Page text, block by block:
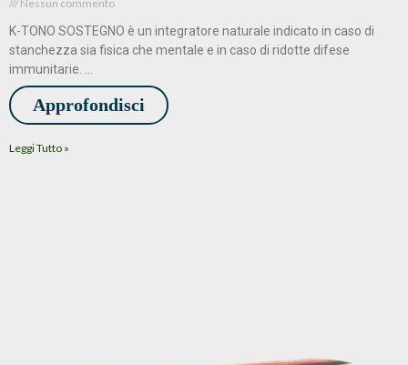
Nessun commento
K-TONO SOSTEGNO è un integratore naturale indicato in caso di
stanchezza sia fisica che mentale e in caso di ridotte difese
immunitarie. …
Approfondisci
Leggi Tutto »